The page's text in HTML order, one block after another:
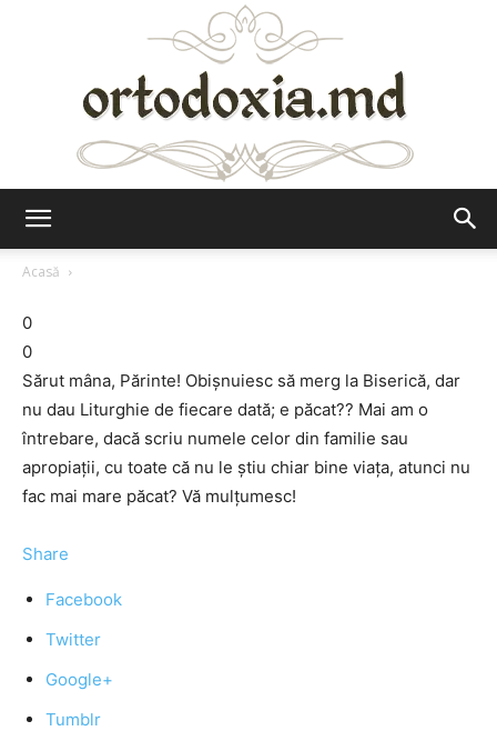
Acasă
0
0
Sărut mâna, Părinte! Obişnuiesc să merg la Biserică, dar
nu dau Liturghie de fiecare dată; e păcat?? Mai am o
întrebare, dacă scriu numele celor din familie sau
apropiaţii, cu toate că nu le ştiu chiar bine viaţa, atunci nu
fac mai mare păcat? Vă mulţumesc!
Share
Facebook
Twitter
Google+
Tumblr